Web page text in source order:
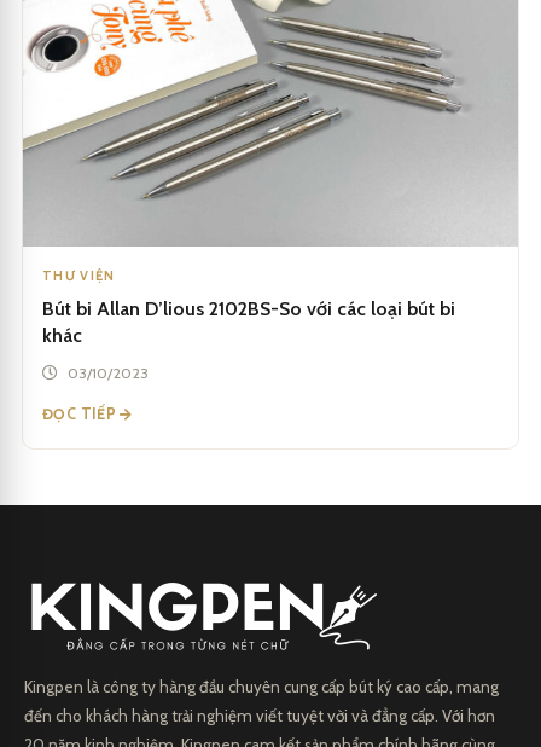
THƯ VIỆN
Bút bi Allan D’lious 2102BS-So với các loại bút bi
khác
03/10/2023
ĐỌC TIẾP
Kingpen là công ty hàng đầu chuyên cung cấp bút ký cao cấp, mang
đến cho khách hàng trải nghiệm viết tuyệt vời và đẳng cấp. Với hơn